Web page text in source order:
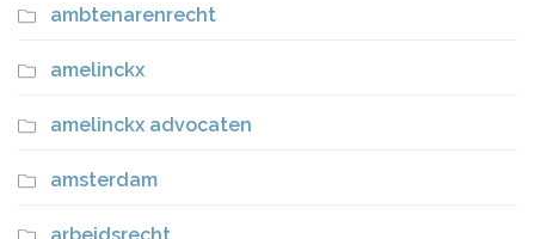
ambtenarenrecht
amelinckx
amelinckx advocaten
amsterdam